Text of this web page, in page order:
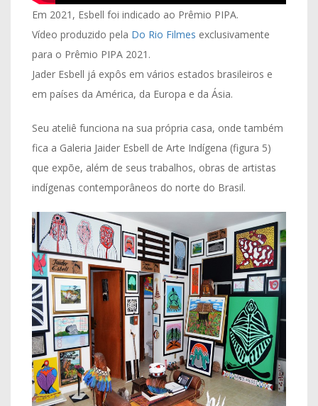
Em 2021, Esbell foi indicado ao Prêmio PIPA.
Vídeo produzido pela Do Rio Filmes exclusivamente
para o Prêmio PIPA 2021.
Jader Esbell já expôs em vários estados brasileiros e
em países da América, da Europa e da Ásia.
Seu ateliê funciona na sua própria casa, onde também
fica a Galeria Jaider Esbell de Arte Indígena (figura 5)
que expõe, além de seus trabalhos, obras de artistas
indígenas contemporâneos do norte do Brasil.